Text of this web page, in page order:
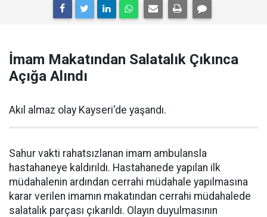
İmam Makatından Salatalık Çıkınca
Açığa Alındı
Akıl almaz olay Kayseri'de yaşandı.
Sahur vakti rahatsızlanan imam ambulansla
hastahaneye kaldırıldı. Hastahanede yapılan ilk
müdahalenin ardından cerrahi müdahale yapılmasına
karar verilen imamın makatından cerrahi müdahalede
salatalık parçası çıkarıldı. Olayın duyulmasının